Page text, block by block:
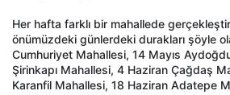
Her hafta farklı bir mahallede
önümüzdeki günlerdeki durakları şöyle
Cumhuriyet Mahallesi, 14 Mayıs
Şirinkapı Mahallesi, 4 Haziran Çağdaş
Karanfil Mahallesi, 18 Haziran Adatepe